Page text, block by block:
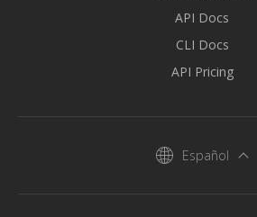
API Docs
CLI Docs
API Pricing
Español